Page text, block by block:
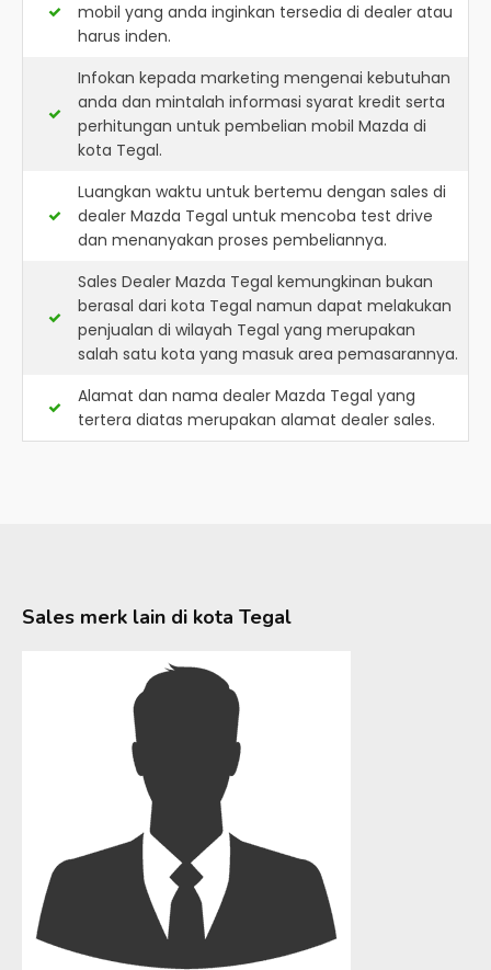
mobil yang anda inginkan tersedia di dealer atau
harus inden.
Infokan kepada marketing mengenai kebutuhan
anda dan mintalah informasi syarat kredit serta
perhitungan untuk pembelian mobil Mazda di
kota Tegal.
Luangkan waktu untuk bertemu dengan sales di
dealer Mazda Tegal untuk mencoba test drive
dan menanyakan proses pembeliannya.
Sales Dealer Mazda Tegal kemungkinan bukan
berasal dari kota Tegal namun dapat melakukan
penjualan di wilayah Tegal yang merupakan
salah satu kota yang masuk area pemasarannya.
Alamat dan nama dealer Mazda Tegal yang
tertera diatas merupakan alamat dealer sales.
Sales merk lain di kota Tegal